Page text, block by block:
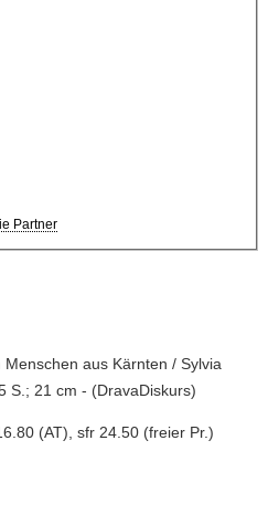
Partner
aus Kärnten / Sylvia
S.; 21 cm - (DravaDiskurs)
(AT), sfr 24.50 (freier Pr.)